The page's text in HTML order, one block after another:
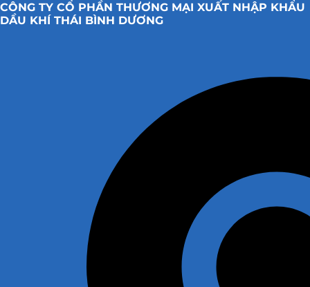
CÔNG TY CỔ PHẦN THƯƠNG MẠI XUẤT NHẬP KHẨU
DẦU KHÍ THÁI BÌNH DƯƠNG